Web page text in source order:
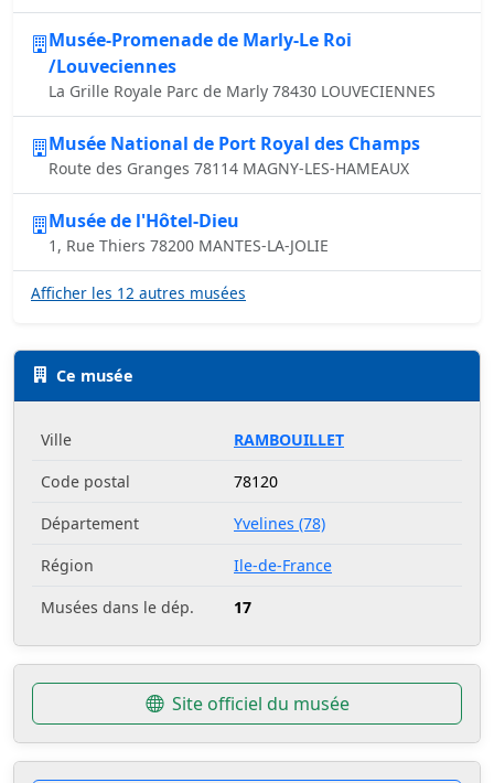
Musée-Promenade de Marly-Le Roi
/Louveciennes
La Grille Royale Parc de Marly 78430 LOUVECIENNES
Musée National de Port Royal des Champs
Route des Granges 78114 MAGNY-LES-HAMEAUX
Musée de l'Hôtel-Dieu
1, Rue Thiers 78200 MANTES-LA-JOLIE
Afficher les 12 autres musées
Ce musée
Ville
RAMBOUILLET
Code postal
78120
Département
Yvelines (78)
Région
Ile-de-France
Musées dans le dép.
17
Site officiel du musée